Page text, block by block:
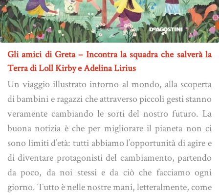
Gli amici di Greta – Incontra la squadra che salverà la
Terra di Loll Kirby e Adelina Lirius
Un viaggio illustrato intorno al mondo, alla scoperta
di bambini e ragazzi che attraverso piccoli gesti stanno
veramente cambiando le sorti del nostro futuro. La
buona notizia è che per migliorare il pianeta non ci
sono limiti d’età: tutti abbiamo l’opportunità di agire e
di diventare protagonisti del cambiamento, partendo
da poco, da noi stessi e da ciò che facciamo ogni
giorno. Tutto è nelle nostre mani, letteralmente, come